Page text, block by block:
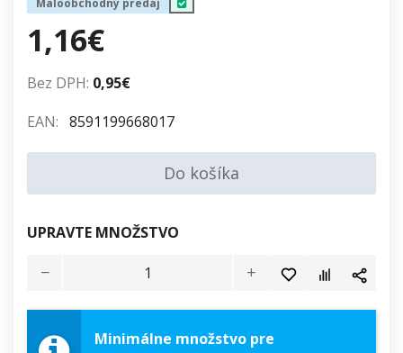
Maloobchodný predaj
1,16€
Bez DPH: 0,95€
EAN: 8591199668017
Do košíka
UPRAVTE MNOŽSTVO
Minimálne množstvo pre